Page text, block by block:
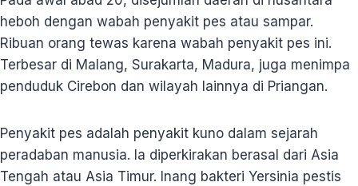
heboh dengan wabah penyakit pes atau sampar.
Ribuan orang tewas karena wabah penyakit pes ini.
Terbesar di Malang, Surakarta, Madura, juga menimpa
penduduk Cirebon dan wilayah lainnya di Priangan.
Penyakit pes adalah penyakit kuno dalam sejarah
peradaban manusia. Ia diperkirakan berasal dari Asia
Tengah atau Asia Timur. Inang bakteri Yersinia pestis